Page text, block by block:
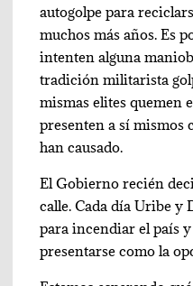
autogolpe para
muchos más años. Es
intenten alguna
tradición militarista
mismas elites quemen
presenten a sí mismos
han causado.
El Gobierno recién
calle. Cada día Uribe y
para incendiar el país
presentarse como la